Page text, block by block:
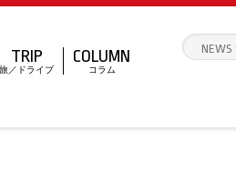
TRIP
旅／ドライブ
COLUMN
コラム